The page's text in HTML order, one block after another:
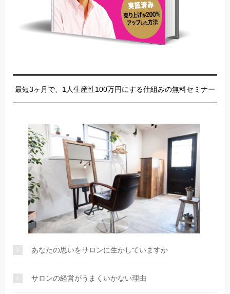
最短3ヶ月で、1人生産性100万円にする仕組みの無料セミナー
あなたの思いをサロンに生かしていますか
サロンの経営がうまくいかない理由